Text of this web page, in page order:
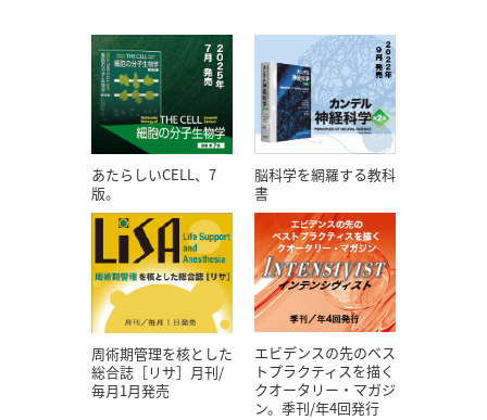
あたらしいCELL、7
版。
脳科学を網羅する教科
書
周術期管理を核とした
総合誌［リサ］月刊/
毎月1月発売
エビデンスの先のベス
トプラクティスを描く
クオータリー・マガジ
ン。季刊/年4回発行